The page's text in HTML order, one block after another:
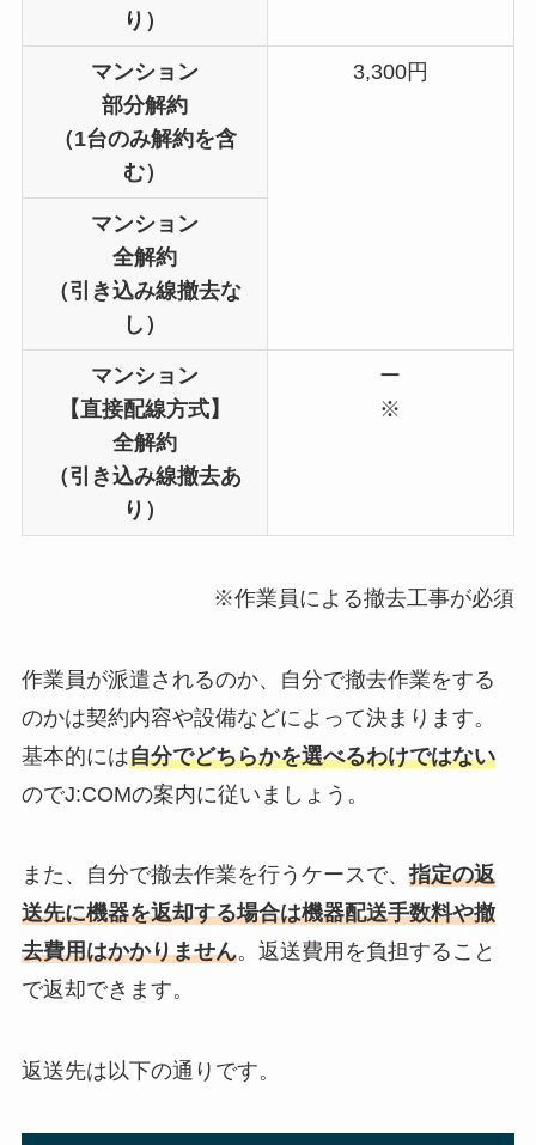
り）
マンション
部分解約
（1台のみ解約を含
む）
3,300円
マンション
全解約
（引き込み線撤去な
し）
マンション
【直接配線方式】
全解約
（引き込み線撤去あ
り）
ー
※
※作業員による撤去工事が必須
作業員が派遣されるのか、自分で撤去作業をする
のかは契約内容や設備などによって決まります。
基本的には自分でどちらかを選べるわけではない
のでJ:COMの案内に従いましょう。
また、自分で撤去作業を行うケースで、 指定の返
送先に機器を返却する場合は機器配送手数料や撤
去費用はかかりません。返送費用を負担すること
で返却できます。
返送先は以下の通りです。